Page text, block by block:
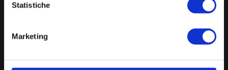
Statistiche
Marketing